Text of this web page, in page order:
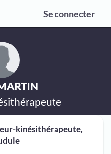
Se connecter
kinésithérapeute,